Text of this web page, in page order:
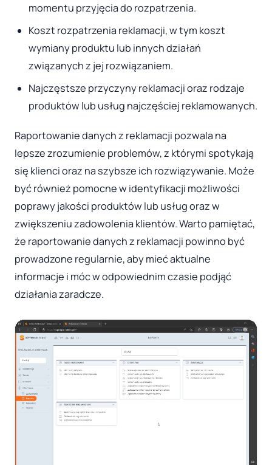
momentu przyjęcia do rozpatrzenia.
Koszt rozpatrzenia reklamacji, w tym koszt
wymiany produktu lub innych działań
związanych z jej rozwiązaniem.
Najczęstsze przyczyny reklamacji oraz rodzaje
produktów lub usług najczęściej reklamowanych.
Raportowanie danych z reklamacji pozwala na
lepsze zrozumienie problemów, z którymi spotykają
się klienci oraz na szybsze ich rozwiązywanie. Może
być również pomocne w identyfikacji możliwości
poprawy jakości produktów lub usług oraz w
zwiększeniu zadowolenia klientów. Warto pamiętać,
że raportowanie danych z reklamacji powinno być
prowadzone regularnie, aby mieć aktualne
informacje i móc w odpowiednim czasie podjąć
działania zaradcze.